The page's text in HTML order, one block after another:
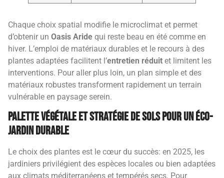
Chaque choix spatial modifie le microclimat et permet
d’obtenir un Oasis Aride qui reste beau en été comme en
hiver. L’emploi de matériaux durables et le recours à des
plantes adaptées facilitent l’entretien réduit et limitent les
interventions. Pour aller plus loin, un plan simple et des
matériaux robustes transforment rapidement un terrain
vulnérable en paysage serein.
Palette végétale et stratégie de sols pour un éco-
jardin durable
Le choix des plantes est le cœur du succès: en 2025, les
jardiniers privilégient des espèces locales ou bien adaptées
aux climats méditerranéens et tempérés secs. Pour